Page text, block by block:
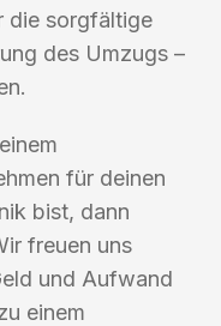
die sorgfältige
des Umzugs –
für deinen
bist, dann
freuen uns
und Aufwand
einem